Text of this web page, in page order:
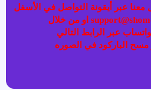
معنا عبر أيقونة التواصل في الأسفل
او البريد support@shomoo5.com او من خلال
عبر الرابط التالي